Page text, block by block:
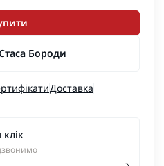
Бороди
Доставка